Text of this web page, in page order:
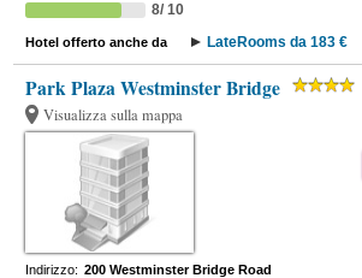
8/ 10
Hotel offerto anche da LateRooms da 183 €
Park Plaza Westminster Bridge
Visualizza sulla mappa
Indirizzo: 200 Westminster Bridge Road